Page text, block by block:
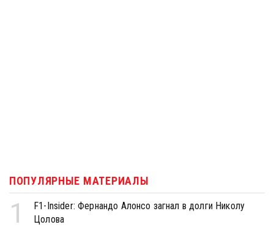
ПОПУЛЯРНЫЕ МАТЕРИАЛЫ
1
F1-Insider: Фернандо Алонсо загнал в долги Николу
Цолова